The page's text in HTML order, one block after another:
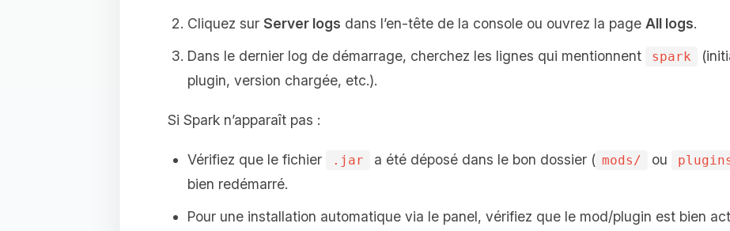
Cliquez sur Server logs dans l’en‑tête de la console ou ouvrez la page All logs.
Dans le dernier log de démarrage, cherchez les lignes qui mentionnent
spark
plugin, version chargée, etc.).
Si Spark n’apparaît pas :
Vérifiez que le fichier .jar a été déposé dans le bon dossier ( mods/ ou
bien redémarré.
Pour une installation automatique via le panel, vérifiez que le mod/plugin est bien